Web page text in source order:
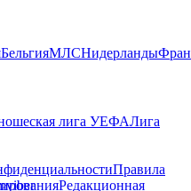
БельгияМЛСНидерланды
лига УЕФАЛига
Правила
Редакционная
viber